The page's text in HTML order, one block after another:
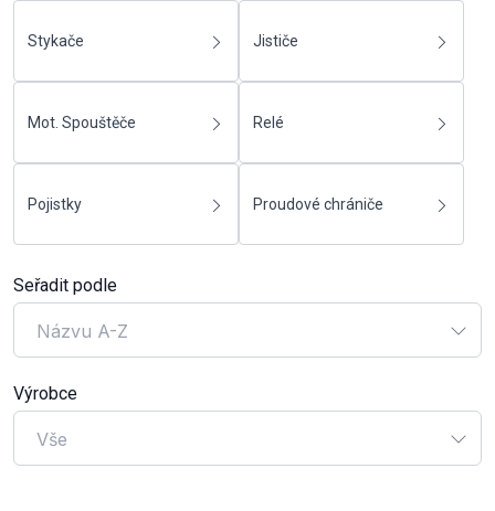
Stykače Jističe
Mot. Spouštěče Relé
Pojistky Proudové chrániče
Seřadit podle
Názvu A-Z
Výrobce
Vše